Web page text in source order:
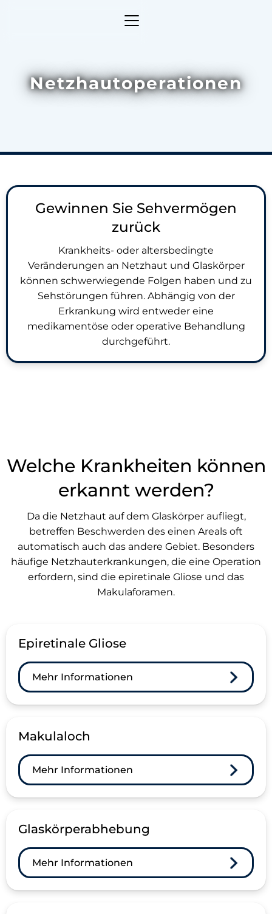
Netzhautoperationen
Gewinnen Sie Sehvermögen
zurück
Krankheits- oder altersbedingte
Veränderungen an Netzhaut und Glaskörper
können schwerwiegende Folgen haben und zu
Sehstörungen führen. Abhängig von der
Erkrankung wird entweder eine
medikamentöse oder operative Behandlung
durchgeführt.
Welche Krankheiten können
erkannt werden?
Da die Netzhaut auf dem Glaskörper aufliegt,
betreffen Beschwerden des einen Areals oft
automatisch auch das andere Gebiet. Besonders
häufige Netzhauterkrankungen, die eine Operation
erfordern, sind die epiretinale Gliose und das
Makulaforamen.
Epiretinale Gliose
Mehr Informationen
Makulaloch
Mehr Informationen
Glaskörperabhebung
Mehr Informationen